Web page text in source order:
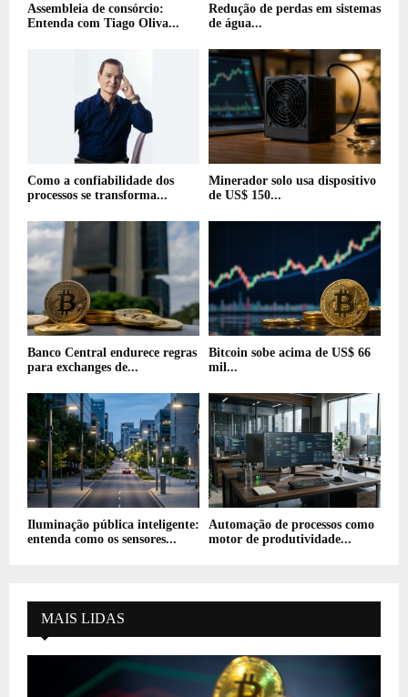
Assembleia de consórcio:
Entenda com Tiago Oliva...
Redução de perdas em sistemas
de água...
Como a confiabilidade dos
processos se transforma...
Minerador solo usa dispositivo
de US$ 150...
Banco Central endurece regras
para exchanges de...
Bitcoin sobe acima de US$ 66
mil...
Iluminação pública inteligente:
entenda como os sensores...
Automação de processos como
motor de produtividade...
MAIS LIDAS